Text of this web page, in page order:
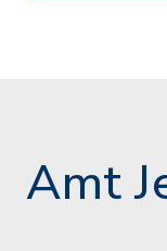
Amt